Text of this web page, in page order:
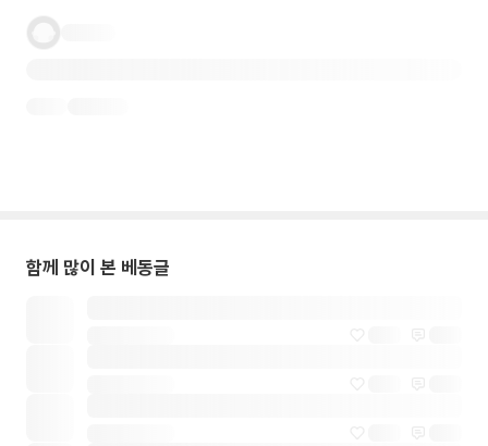
함께 많이 본 베동글